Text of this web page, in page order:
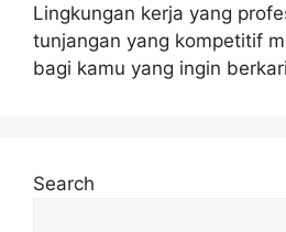
Lingkungan kerja yang
tunjangan yang kompetitif
bagi kamu yang ingin
Search